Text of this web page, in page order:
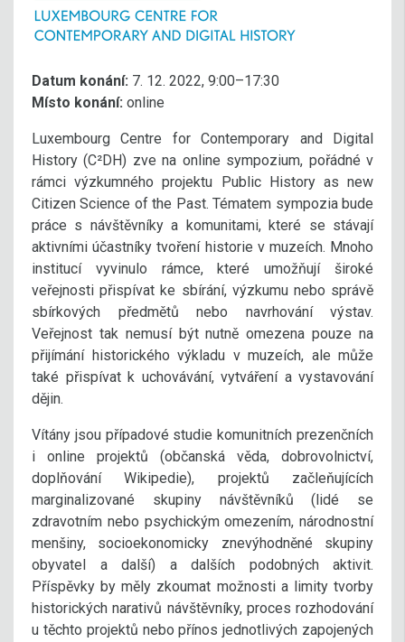
Datum konání: 7. 12. 2022, 9:00–17:30
Místo konání: online
Luxembourg Centre for Contemporary and Digital
History (C²DH) zve na online sympozium, pořádné v
rámci výzkumného projektu Public History as new
Citizen Science of the Past. Tématem sympozia bude
práce s návštěvníky a komunitami, které se stávají
aktivními účastníky tvoření historie v muzeích. Mnoho
institucí vyvinulo rámce, které umožňují široké
veřejnosti přispívat ke sbírání, výzkumu nebo správě
sbírkových předmětů nebo navrhování výstav.
Veřejnost tak nemusí být nutně omezena pouze na
přijímání historického výkladu v muzeích, ale může
také přispívat k uchovávání, vytváření a vystavování
dějin.
Vítány jsou případové studie komunitních prezenčních
i online projektů (občanská věda, dobrovolnictví,
doplňování Wikipedie), projektů začleňujících
marginalizované skupiny návštěvníků (lidé se
zdravotním nebo psychickým omezením, národnostní
menšiny, socioekonomicky znevýhodněné skupiny
obyvatel a další) a dalších podobných aktivit.
Příspěvky by měly zkoumat možnosti a limity tvorby
historických narativů návštěvníky, proces rozhodování
u těchto projektů nebo přínos jednotlivých zapojených